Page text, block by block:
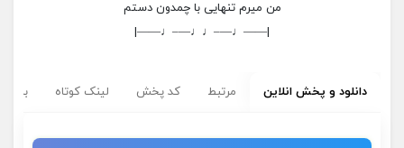
من میرم تنهایی با چمدون دستم
|——♩—–♩♩—–♩——|
دانلود و پخش انلاین مرتبط کد پخش لینک کوتاه